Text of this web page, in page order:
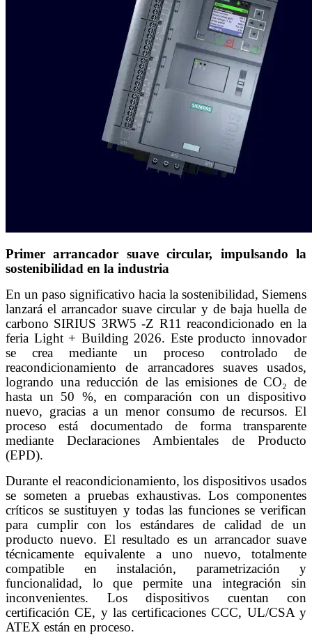
Primer arrancador suave circular, impulsando la
sostenibilidad en la industria
En un paso significativo hacia la sostenibilidad, Siemens
lanzará el arrancador suave circular y de baja huella de
carbono SIRIUS 3RW5 -Z R11 reacondicionado en la
feria Light + Building 2026. Este producto innovador
se crea mediante un proceso controlado de
reacondicionamiento de arrancadores suaves usados,
logrando una reducción de las emisiones de CO₂ de
hasta un 50 %, en comparación con un dispositivo
nuevo, gracias a un menor consumo de recursos. El
proceso está documentado de forma transparente
mediante Declaraciones Ambientales de Producto
(EPD).
Durante el reacondicionamiento, los dispositivos usados
se someten a pruebas exhaustivas. Los componentes
críticos se sustituyen y todas las funciones se verifican
para cumplir con los estándares de calidad de un
producto nuevo. El resultado es un arrancador suave
técnicamente equivalente a uno nuevo, totalmente
compatible en instalación, parametrización y
funcionalidad, lo que permite una integración sin
inconvenientes. Los dispositivos cuentan con
certificación CE, y las certificaciones CCC, UL/CSA y
ATEX están en proceso.